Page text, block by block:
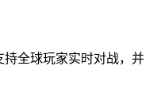
全球玩家实时对战，并